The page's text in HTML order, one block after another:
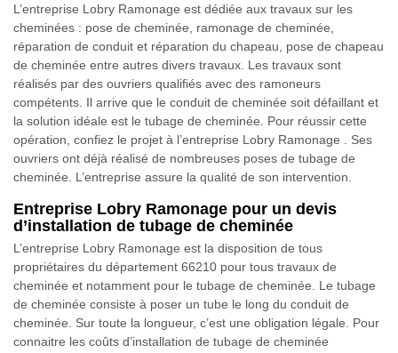
L’entreprise Lobry Ramonage est dédiée aux travaux sur les
cheminées : pose de cheminée, ramonage de cheminée,
réparation de conduit et réparation du chapeau, pose de chapeau
de cheminée entre autres divers travaux. Les travaux sont
réalisés par des ouvriers qualifiés avec des ramoneurs
compétents. Il arrive que le conduit de cheminée soit défaillant et
la solution idéale est le tubage de cheminée. Pour réussir cette
opération, confiez le projet à l’entreprise Lobry Ramonage . Ses
ouvriers ont déjà réalisé de nombreuses poses de tubage de
cheminée. L’entreprise assure la qualité de son intervention.
Entreprise Lobry Ramonage pour un devis
d’installation de tubage de cheminée
L’entreprise Lobry Ramonage est la disposition de tous
propriétaires du département 66210 pour tous travaux de
cheminée et notamment pour le tubage de cheminée. Le tubage
de cheminée consiste à poser un tube le long du conduit de
cheminée. Sur toute la longueur, c’est une obligation légale. Pour
connaitre les coûts d’installation de tubage de cheminée